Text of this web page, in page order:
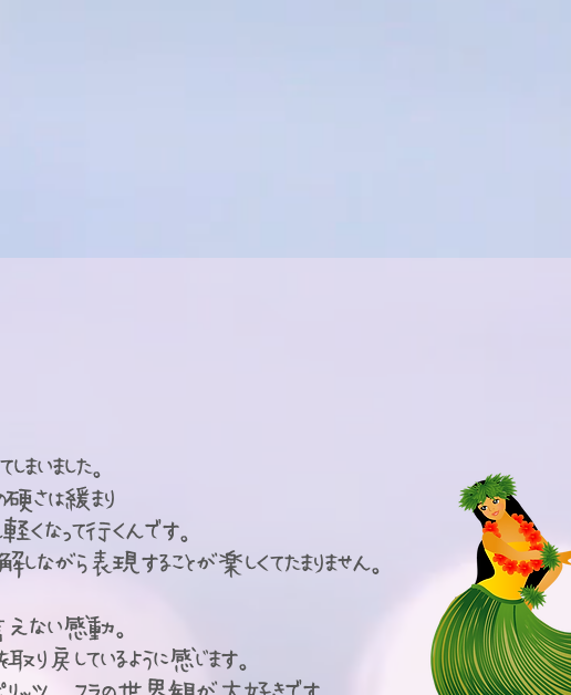
いました。
さは緩まり
くなって行くんです。
がら表現することが楽しくてたまりません。
えない感動。
戻しているように感じます。